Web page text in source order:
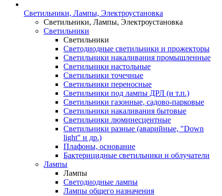
Светильники, Лампы, Электроустановка
Светильники, Лампы, Электроустановка
Светильники
Светильники
Светодиодные светильники и прожекторы
Светильники накаливания промышленные
Светильники настольные
Светильники точечные
Светильники переносные
Светильники под лампы ДРЛ (и т.п.)
Светильники газонные, садово-парковые
Светильники накаливания бытовые
Светильники люминесцентные
Светильники разные (аварийные, "Down
light" и др.)
Плафоны, основание
Бактерицидные светильники и облучатели
Лампы
Лампы
Светодиодные лампы
Лампы общего назначения